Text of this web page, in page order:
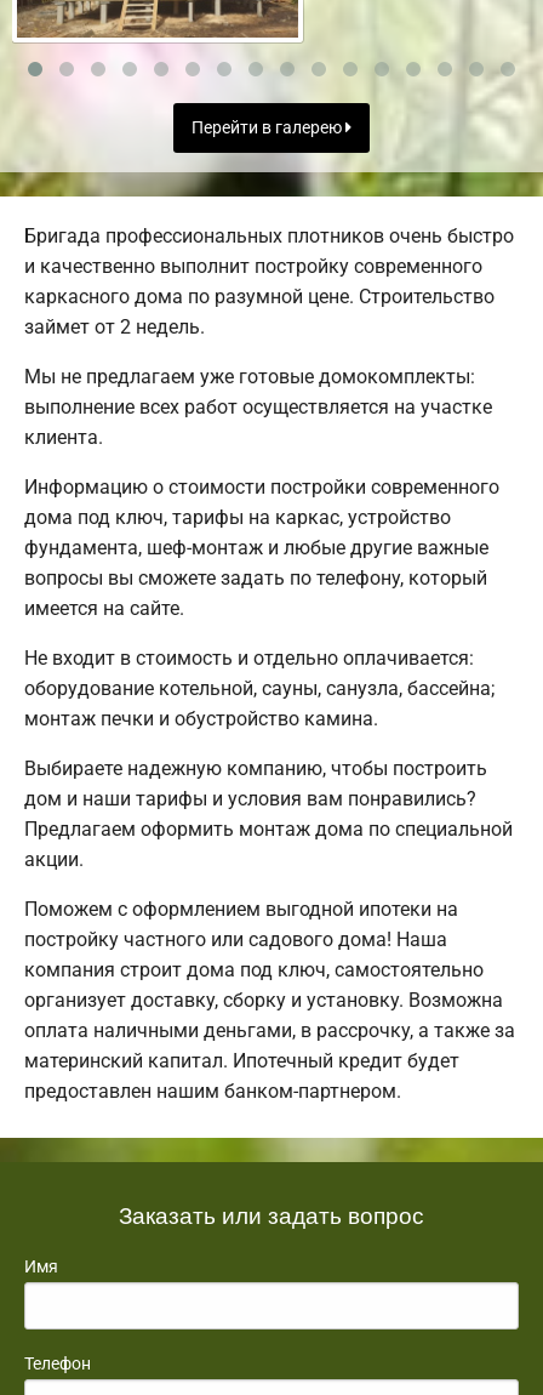
Перейти в галерею
Бригада профессиональных плотников очень быстро
и качественно выполнит постройку современного
каркасного дома по разумной цене. Строительство
займет от 2 недель.
Мы не предлагаем уже готовые домокомплекты:
выполнение всех работ осуществляется на участке
клиента.
Информацию о стоимости постройки современного
дома под ключ, тарифы на каркас, устройство
фундамента, шеф-монтаж и любые другие важные
вопросы вы сможете задать по телефону, который
имеется на сайте.
Не входит в стоимость и отдельно оплачивается:
оборудование котельной, сауны, санузла, бассейна;
монтаж печки и обустройство камина.
Выбираете надежную компанию, чтобы построить
дом и наши тарифы и условия вам понравились?
Предлагаем оформить монтаж дома по специальной
акции.
Поможем с оформлением выгодной ипотеки на
постройку частного или садового дома! Наша
компания строит дома под ключ, самостоятельно
организует доставку, сборку и установку. Возможна
оплата наличными деньгами, в рассрочку, а также за
материнский капитал. Ипотечный кредит будет
предоставлен нашим банком-партнером.
Заказать или задать вопрос
Имя
Телефон